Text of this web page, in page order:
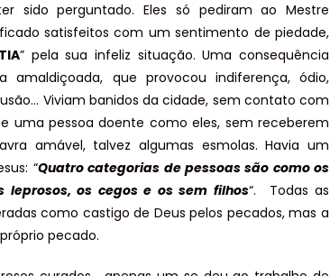
sido perguntado. Eles só pediram ao Mestre
satisfeitos com um sentimento de piedade,
” pela sua infeliz situação. Uma consequência
amaldiçoada, que provocou indiferença, ódio,
Viviam banidos da cidade, sem contato com
uma pessoa doente como eles, sem receberem
amável, talvez algumas esmolas. Havia um
“Quatro categorias de pessoas são como os
leprosos, os cegos e os sem filhos“. Todas as
como castigo de Deus pelos pecados, mas a
pecado.